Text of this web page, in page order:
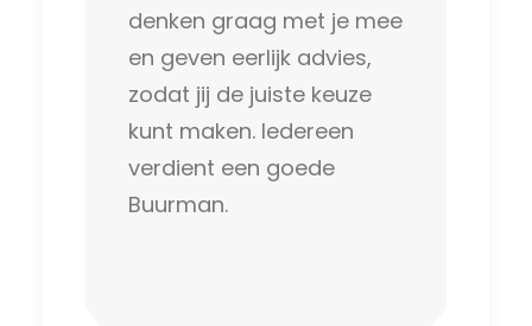
denken graag met je mee
en geven eerlijk advies,
zodat jij de juiste keuze
kunt maken. Iedereen
verdient een goede
Buurman.